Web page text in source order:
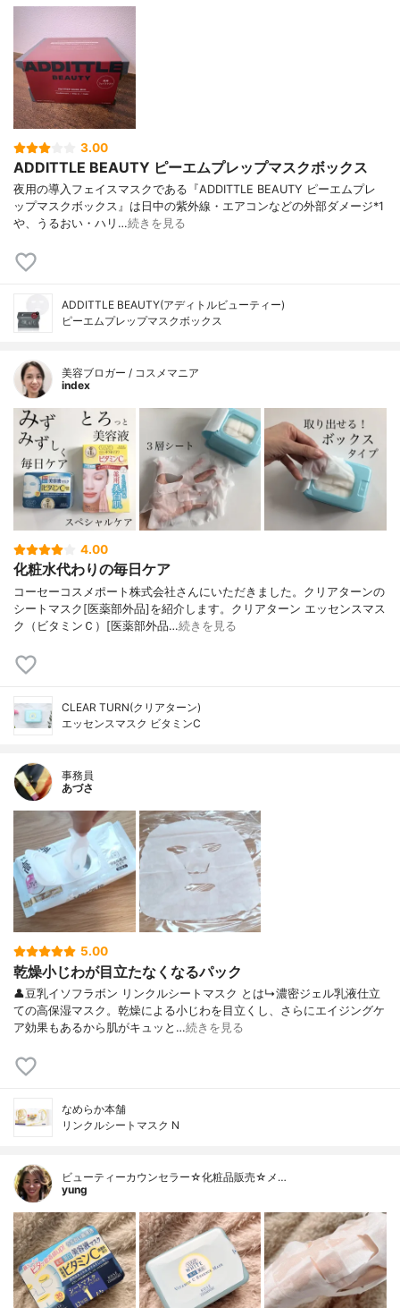
3.00
ADDITTLE BEAUTY ピーエムプレップマスクボックス
夜用の導入フェイスマスクである『ADDITTLE BEAUTY ピーエムプレ
ップマスクボックス』は日中の紫外線・エアコンなどの外部ダメージ*1
や、うるおい・ハリ…続きを見る
ADDITTLE BEAUTY(アディトルビューティー)
ピーエムプレップマスクボックス
美容ブロガー / コスメマニア
index
4.00
化粧水代わりの毎日ケア
コーセーコスメポート株式会社さんにいただきました。クリアターンの
シートマスク[医薬部外品]を紹介します。クリアターン エッセンスマス
ク（ビタミンＣ）[医薬部外品…続きを見る
CLEAR TURN(クリアターン)
エッセンスマスク ビタミンC
事務員
あづさ
5.00
乾燥小じわが目立たなくなるパック
👤豆乳イソフラボン リンクルシートマスク とは↳濃密ジェル乳液仕立
ての高保湿マスク。乾燥による小じわを目立くし、さらにエイジングケ
ア効果もあるから肌がキュッと…続きを見る
なめらか本舗
リンクルシートマスク N
ビューティーカウンセラー☆化粧品販売☆メ…
yung